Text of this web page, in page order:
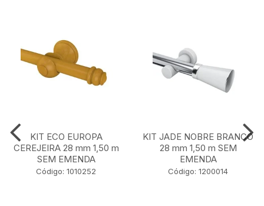
KIT ECO EUROPA
CEREJEIRA 28 mm 1,50 m
SEM EMENDA
Código: 1010252
KIT JADE NOBRE BRANCO
28 mm 1,50 m SEM
EMENDA
Código: 1200014